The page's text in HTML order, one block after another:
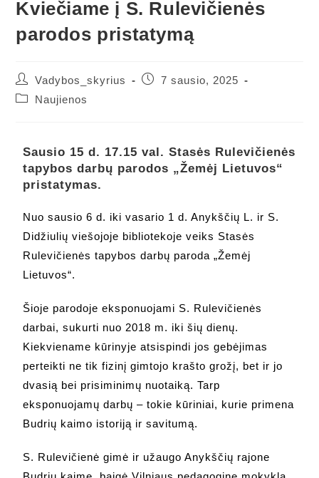
Kviečiame į S. Rulevičienės
parodos pristatymą
Vadybos_skyrius
7 sausio, 2025
Naujienos
Sausio 15 d. 17.15 val. Stasės Rulevičienės
tapybos darbų parodos „Žemėj Lietuvos“
pristatymas.
Nuo sausio 6 d. iki vasario 1 d. Anykščių L. ir S.
Didžiulių viešojoje bibliotekoje veiks Stasės
Rulevičienės tapybos darbų paroda „Žemėj
Lietuvos“.
Šioje parodoje eksponuojami S. Rulevičienės
darbai, sukurti nuo 2018 m. iki šių dienų.
Kiekviename kūrinyje atsispindi jos gebėjimas
perteikti ne tik fizinį gimtojo krašto grožį, bet ir jo
dvasią bei prisiminimų nuotaiką. Tarp
eksponuojamų darbų – tokie kūriniai, kurie primena
Budrių kaimo istoriją ir savitumą.
S. Rulevičienė gimė ir užaugo Anykščių rajone